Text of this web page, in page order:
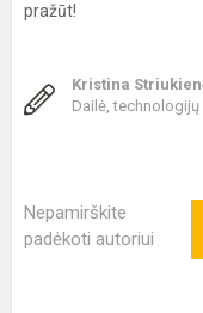
pražūt!
Kristina
Dailė,
Nepamirškite
padėkoti autoriui